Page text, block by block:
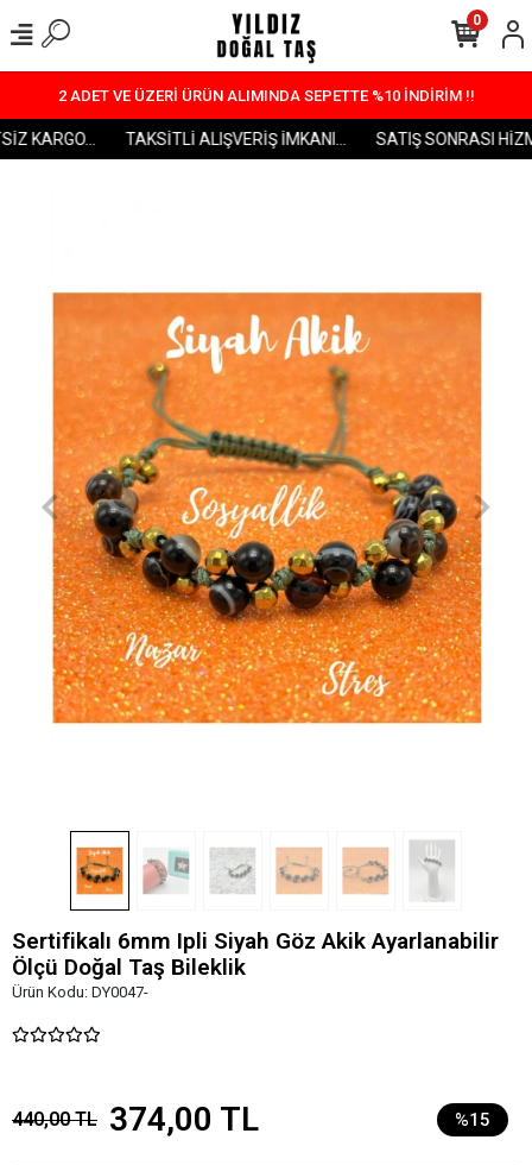
2 ADET VE ÜZERİ ÜRÜN ALIMINDA SEPETTE %10 İNDİRİM !!
KARGO... TAKSİTLİ ALIŞVERİŞ İMKANI... SATIŞ SONRASI
0
Sertifikalı 6mm Ipli Siyah Göz Akik Ayarlanabilir
Ölçü Doğal Taş Bileklik
Ürün Kodu: DY0047-
440,00 TL 374,00 TL %15